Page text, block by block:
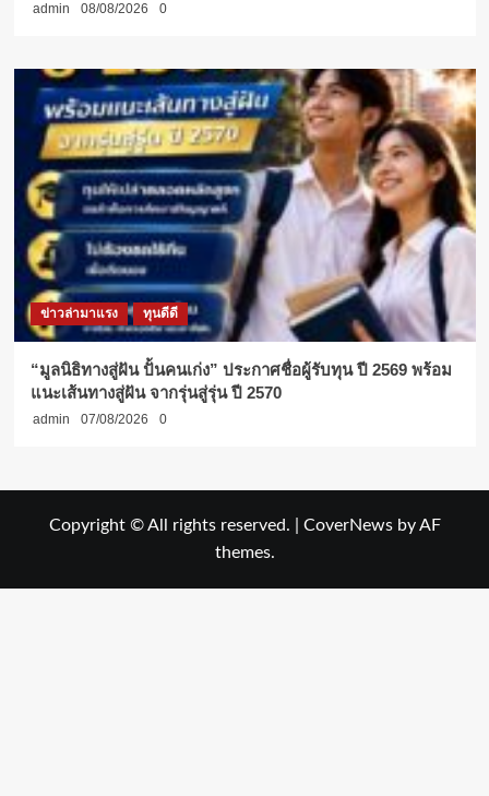
admin 08/08/2026 0
ข่าวล่ามาแรง ทุนดีดี
“มูลนิธิทางสู่ฝัน ปั้นคนเก่ง” ประกาศชื่อผู้รับทุน ปี 2569 พร้อม
แนะเส้นทางสู่ฝัน จากรุ่นสู่รุ่น ปี 2570
admin 07/08/2026 0
Copyright © All rights reserved. CoverNewsby AF
themes.